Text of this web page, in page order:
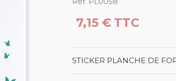
7,15 € TTC
STICKER PLANCHE DE